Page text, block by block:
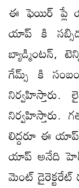
ఈ ఫెయిర్ ప్లే
యాప్ కి
బ్యాడ్మింటన్,
గేమ్స్ కి
నిర్వహిస్తారు.
లిద్దరూ ఈ
యాప్ అనేది హెడ్
మెంట్ డైరెక్టరేట్